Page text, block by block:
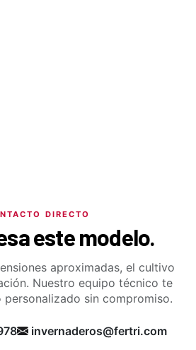
DIRECTO
este modelo.
aproximadas, el cultivo
Nuestro equipo técnico te
personalizado sin compromiso.
invernaderos@fertri.com